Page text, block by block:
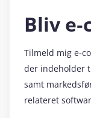
Bliv
Tilmeld mig
der indeholder
samt
relateret